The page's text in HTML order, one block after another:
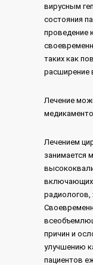
вирусным
состояния
проведение
таких как
расширение
Лечение
Лечением
занимается
включающих
радиологов,
причин и
улучшению
пациентов